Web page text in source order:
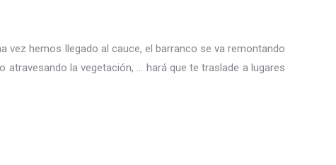
vez hemos llegado al cauce, el barranco se va remontando
la vegetación, … hará que te traslade a lugares